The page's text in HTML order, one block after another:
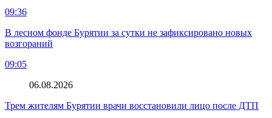
09:36
В лесном фонде Бурятии за сутки не зафиксировано новых
возгораний
09:05
06.08.2026
Трем жителям Бурятии врачи восстановили лицо после ДТП